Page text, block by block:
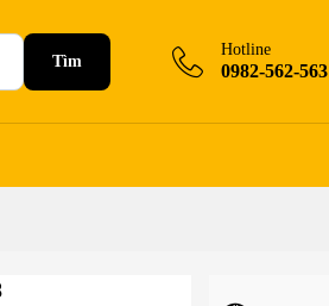
Tìm
Hotline
0982-562-563